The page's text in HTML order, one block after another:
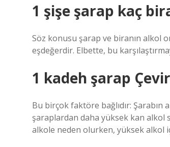
1 şişe şarap kaç
Söz konusu şarap ve biranın alkol
eşdeğerdir. Elbette, bu
1 kadeh şarap
Bu birçok faktöre bağlıdır:
şaraplardan daha yüksek kan alkol
alkole neden olurken, yüksek alkol